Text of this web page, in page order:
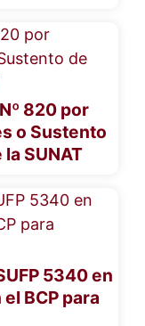
820 por
o Sustento
SUNAT
5340 en
BCP para